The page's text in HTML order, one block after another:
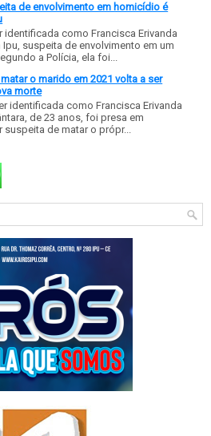
de envolvimento em homicídio é
identificada como Francisca Erivanda
suspeita de envolvimento em um
a Polícia, ela foi...
o marido em 2021 volta a ser
morte
identificada como Francisca Erivanda
de 23 anos, foi presa em
de matar o própr...